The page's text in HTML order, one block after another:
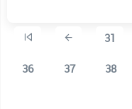
31
36
37 38